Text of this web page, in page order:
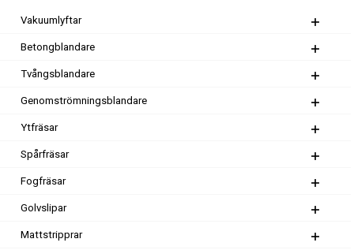
Vakuumlyftar
Betongblandare
Tvångsblandare
Genomströmningsblandare
Ytfräsar
Spårfräsar
Fogfräsar
Golvslipar
Mattstripprar